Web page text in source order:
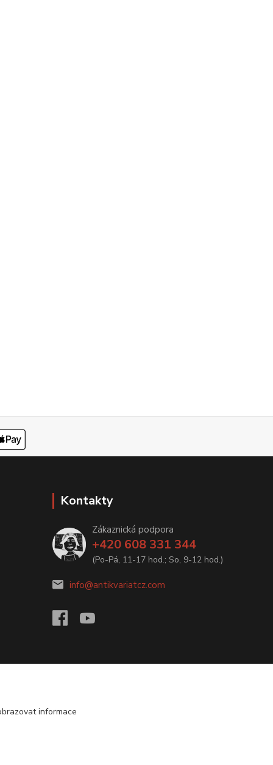
Kontakty
Zákaznická podpora
+420 608 331 344
(Po-Pá, 11-17 hod.; So, 9-12 hod.)
info@antikvariatcz.com
informace